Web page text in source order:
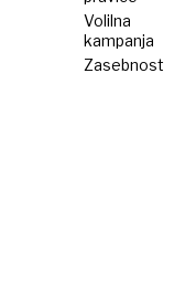
Volilna
kampanja
Zasebnost